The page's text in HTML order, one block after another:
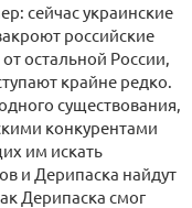
сейчас украинские
российские
остальной России,
крайне редко.
существования,
конкурентами
им искать
и Дерипаска найдут
Дерипаска смог